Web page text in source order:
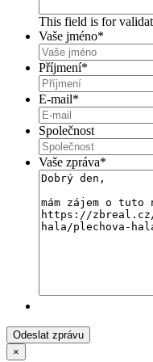
This field is for
Vaše jméno*
Příjmení*
E-mail*
Společnost
Vaše zpráva*
×